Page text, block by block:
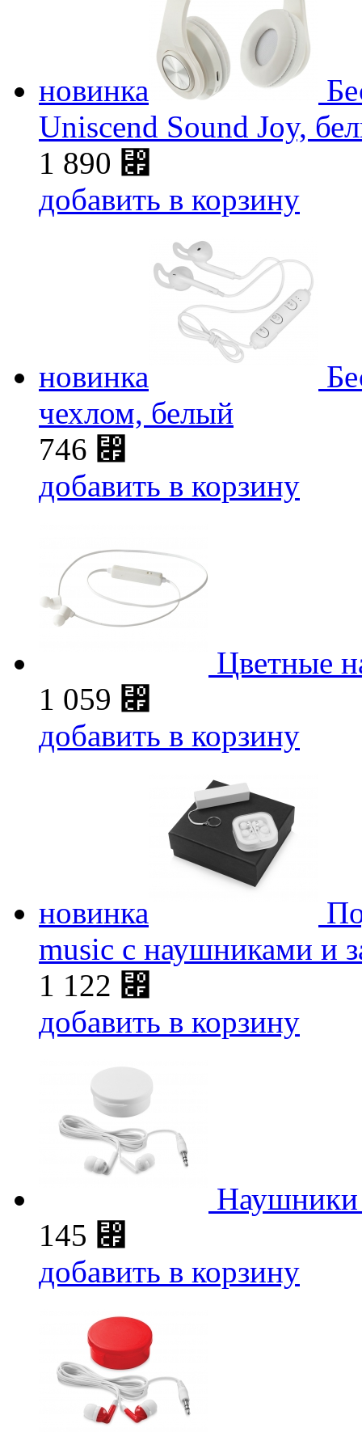
новинка
Uniscend Sound Joy,
1 890 ⃏
добавить в корзину
новинка
чехлом, белый
746 ⃏
добавить в корзину
Цветные
1 059 ⃏
добавить в корзину
новинка
music с наушниками и
1 122 ⃏
добавить в корзину
Наушники
145 ⃏
добавить в корзину